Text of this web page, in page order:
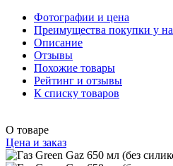
Фотографии и цена
Преимущества покупки у
Описание
Отзывы
Похожие товары
Рейтинг и отзывы
К списку товаров
О товаре
Цена и заказ